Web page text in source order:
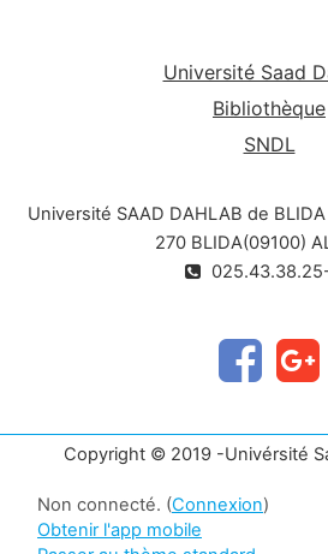
Université Saad
Bibliothèque
SNDL
Université SAAD DAHLAB de
270 BLIDA(09100)
Copyright © 2019 -Univérsité
Non connecté. (Connexion)
Obtenir l'app mobile